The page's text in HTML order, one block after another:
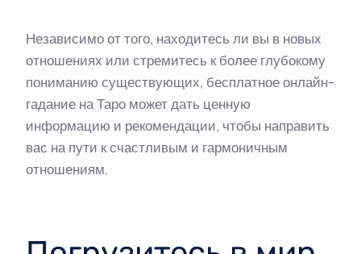
Независимо от того, находитесь ли вы в новых
отношениях или стремитесь к более глубокому
пониманию существующих, бесплатное онлайн-
гадание на Таро может дать ценную
информацию и рекомендации, чтобы направить
вас на пути к счастливым и гармоничным
отношениям.